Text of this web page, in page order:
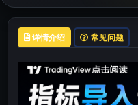
详情介绍 常见问题